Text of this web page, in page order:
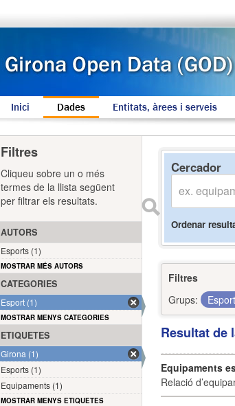
Inici Dades Entitats, àrees i serveis
Cercador
Ordenar
Filtres
Grups:
Esport
Resultat de
Equipaments
Relació
Filtres
Cliqueu sobre un o més
termes de la llista següent
per filtrar els resultats.
AUTORS
Esports (1)
MOSTRAR MÉS AUTORS
CATEGORIES
Esport (1)
MOSTRAR MENYS CATEGORIES
ETIQUETES
Girona (1)
Esports (1)
Equipaments (1)
MOSTRAR MENYS ETIQUETES